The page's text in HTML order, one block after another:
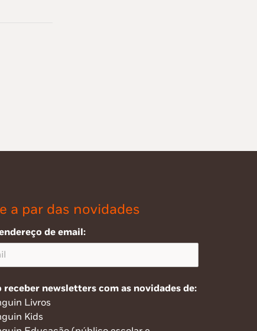
a par das novidades
de email:
receber newsletters com as novidades de:
Livros
Kids